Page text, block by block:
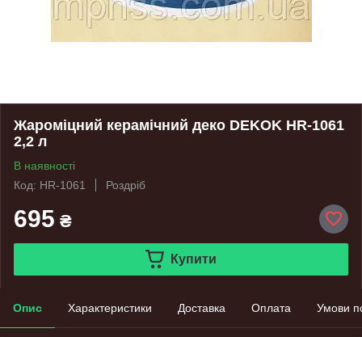
Жароміцний керамічний деко DEKOK HR-1061
2,2 л
В наявності
Код: HR-1061
Роздріб
695 ₴
Купити
Опис Характеристики Доставка Оплата Умови